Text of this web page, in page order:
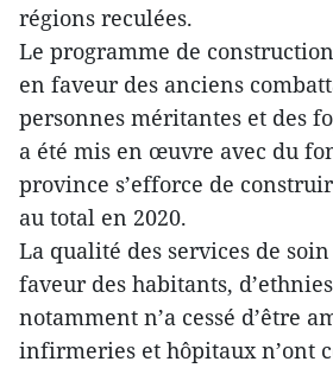
régions reculées.
Le programme de
en faveur des anciens
personnes méritantes et des
a été mis en œuvre avec du
province s’efforce de
au total en 2020.
La qualité des services de
faveur des habitants,
notamment n’a cessé d’être
infirmeries et hôpitaux n’ont